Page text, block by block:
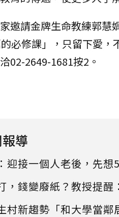
家邀請金牌生命教練郭
必修課」，只留下愛
02-2649-1681按2。
導
迎接一個人老後，先想
，錢變廢紙？教授提醒
村新趨勢「和大學當